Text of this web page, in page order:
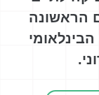
הראשונה